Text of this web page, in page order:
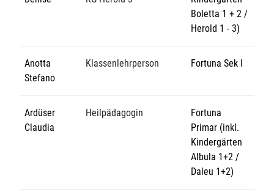
Boletta 1 + 2 /
Herold 1 - 3)
Anotta
Stefano
Klassenlehrperson Fortuna Sek I
Ardüser
Claudia
Heilpädagogin
Fortuna
Primar (inkl.
Kindergärten
Albula 1+2 /
Daleu 1+2)